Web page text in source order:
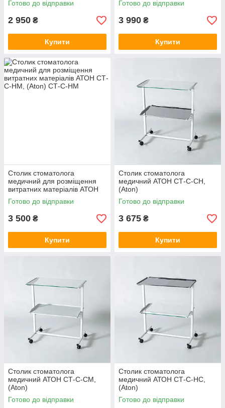
Готово до відправки
2 950 ₴
Купити
Готово до відправки
3 990 ₴
Купити
Столик стоматолога
медичний для розміщення
витратних матеріалів АТОН
СТ-С-НМ, (Aton)
Готово до відправки
3 500 ₴
Купити
Столик стоматолога
медичний АТОН СТ-С-СН,
(Aton)
Готово до відправки
3 675 ₴
Купити
Столик стоматолога
медичний АТОН СТ-С-СМ,
(Aton)
Готово до відправки
Столик стоматолога
медичний АТОН СТ-С-НС,
(Aton)
Готово до відправки